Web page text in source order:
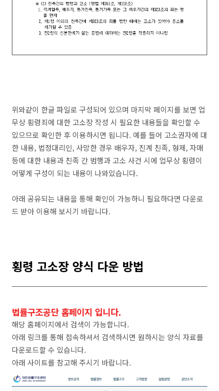
위와같이 한글 파일로 구성되어 있으며 마지막 페이지를 보면 업
무상 횡령죄에 대한 고소장 작성 시 필요한 내용들을 확인할 수
있으므로 확인한 후 이용하시면 됩니다. 예를 들어 고소권자에 대
한 내용, 법정대리인, 사망한 경우 배우자, 진계 친족, 형제, 자매
등에 대한 내용과 친족 간 범행과 고소 사건 시에 업무상 횡령이
어떻게 구성이 되는 내용이 나와있습니다.
아래 공유되는 내용을 통해 확인이 가능하니 필요하다면 다운로
드 받아 이용해 보시기 바랍니다.
횡령 고소장 양식 다운 방법
법률구조공단 홈페이지 입니다.
해당 홈페이지에서 검색이 가능합니다.
아래 링크를 통해 접속하셔서 검색하시면 원하시는 양식 자료를
다운로드할 수 있습니다.
아래 사이트를 참고해 주시기 바랍니다.